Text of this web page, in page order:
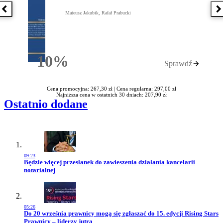
Poprzednia książka
10%Rabatu
Mateusz Jakubik, Rafał Prabucki
Sprawdź
Cena promocyjna: 267,30 zł | Cena regularna: 297,00 zł
Najniższa cena w ostatnich 30 dniach: 207,90 zł
Ostatnio dodane
09:23
Przejdź do artykułu:
Będzie więcej przesłanek do zawieszenia działania kancelarii
notarialnej
05:26
Przejdź do artykułu:
Do 20 września prawnicy mogą się zgłaszać do 15. edycji Rising Stars
Prawnicy – liderzy jutra